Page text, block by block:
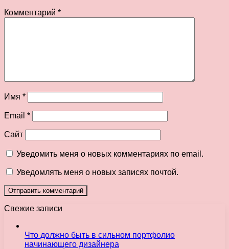
Комментарий *
Имя *
Email *
Сайт
Уведомить меня о новых комментариях по email.
Уведомлять меня о новых записях почтой.
Свежие записи
Что должно быть в сильном портфолио
начинающего дизайнера